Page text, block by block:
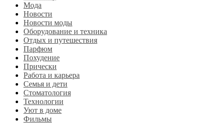
Мода
Новости
Новости моды
Оборудование и техника
Отдых и путешествия
Парфюм
Похудение
Прически
Работа и карьера
Семья и дети
Стоматология
Технологии
Уют в доме
Фильмы